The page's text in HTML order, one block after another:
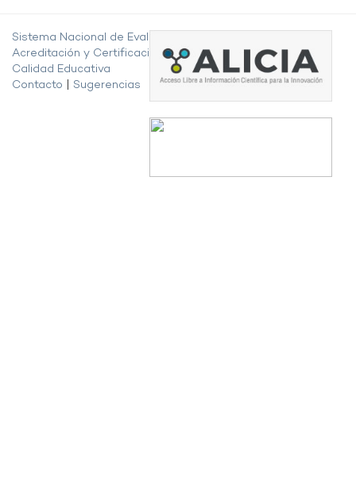
Sistema Nacional de Evaluación,
Acreditación y Certificación de la
Calidad Educativa
Contacto
Sugerencias